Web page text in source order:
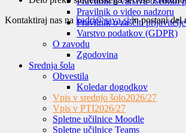
Pravilnik o video nadzoru
Pravilnik o zaščiti
Varstvo podatkov (GDPR)
O zavodu
Zgodovina
Srednja šola
Obvestila
Koledar dogodkov
Vpis v srednjo šolo2026/27
Vpis v PTI2026/27
Spletne učilnice Moodle
Spletne učilnice Teams
Kontaktiraj nas na kadri@sava.siin postani del